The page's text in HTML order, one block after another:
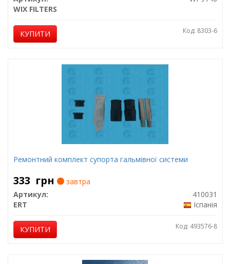
WIX FILTERS
КУПИТИ Код: 8303-6
Ремонтний комплект супорта гальмівної системи
333 грн
завтра
Артикул:
410031
ERT
Іспанія
КУПИТИ Код: 493576-8